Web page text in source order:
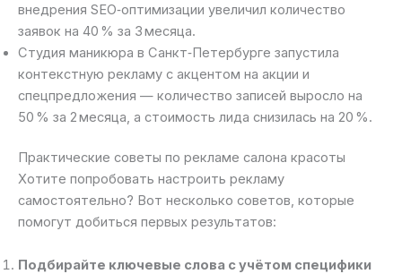
внедрения SEO‑оптимизации увеличил количество
заявок на 40 % за 3 месяца.
Студия маникюра в Санкт‑Петербурге запустила
контекстную рекламу с акцентом на акции и
спецпредложения — количество записей выросло на
50 % за 2 месяца, а стоимость лида снизилась на 20 %.
Практические советы по рекламе салона красоты
Хотите попробовать настроить рекламу
самостоятельно? Вот несколько советов, которые
помогут добиться первых результатов:
Подбирайте ключевые слова с учётом специфики